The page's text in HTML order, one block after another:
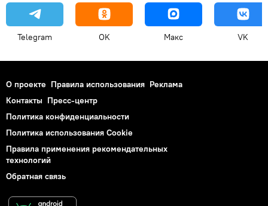
Telegram OK Макс VK
О проекте Правила использования Реклама
Контакты Пресс-центр
Политика конфиденциальности
Политика использования Cookie
Правила применения рекомендательных
технологий
Обратная связь